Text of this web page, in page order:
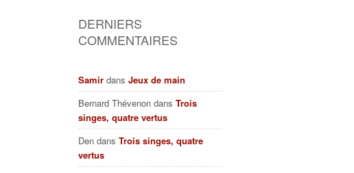
DERNIERS
COMMENTAIRES
Samir dans Jeux de main
Bernard Thévenon dans Trois
singes, quatre vertus
Den dans Trois singes, quatre
vertus